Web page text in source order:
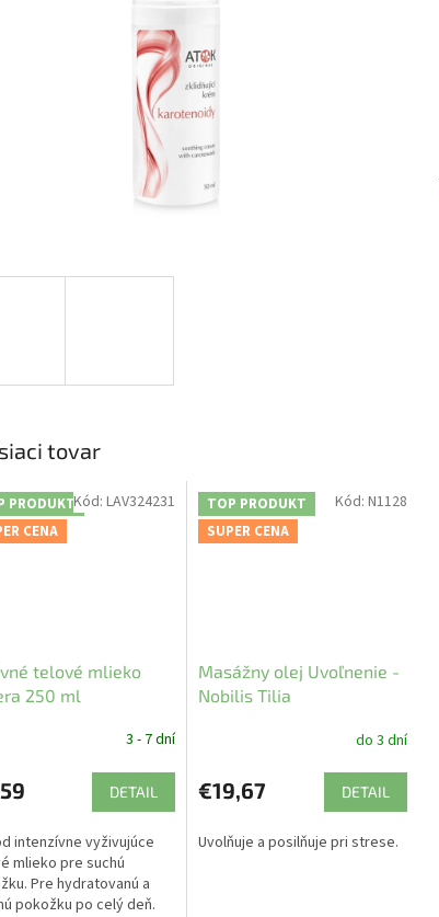
tovar
PRODUKT
CENA
telové mlieko
250 ml
3 - 7 dní
DETAIL
intenzívne vyživujúce
mlieko pre suchú
Pre hydratovanú a
pokožku po celý deň.
Kód: LAV324231
TOP PRODUKT
SUPER CENA
Masážny olej Uvoľnenie -
Nobilis Tilia
do 3 dní
€19,67 DETAIL
Uvolňuje a posilňuje pri strese.
Kód: N1128